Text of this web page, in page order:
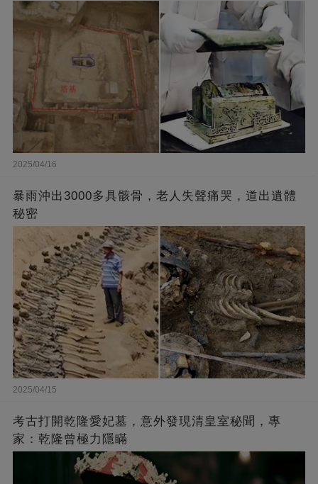
2025/04/16
暴雨沖出3000多具骸骨，老人失聲痛哭，道出遺體
秘密
2025/04/15
考古打開乾隆愛妃墓，意外發現清皇室秘聞，專
家：乾隆曾極力隱瞞